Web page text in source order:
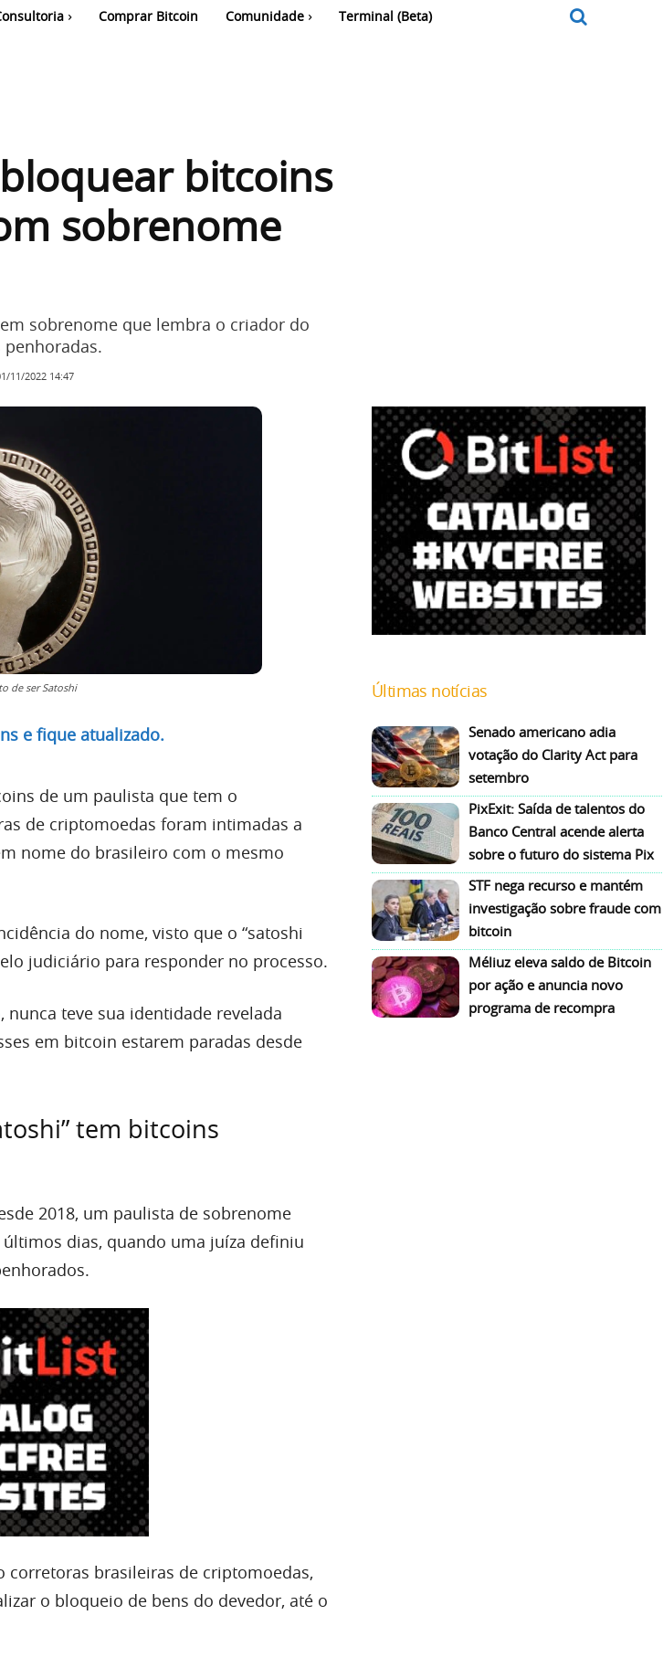
Comprar Bitcoin Comunidade Terminal (Beta)
bitcoins
sobrenome
sobrenome que lembra o criador do
11/2022 14:47
de ser Satoshi
e fique atualizado.
de um paulista que tem o
de criptomoedas foram intimadas a
nome do brasileiro com o mesmo
do nome, visto que o “satoshi
judiciário para responder no processo.
, nunca teve sua identidade revelada
em bitcoin estarem paradas desde
tem bitcoins
2018, um paulista de sobrenome
dias, quando uma juíza definiu
corretoras brasileiras de criptomoedas,
o bloqueio de bens do devedor, até o
Últimas notícias
Senado americano adia
votação do Clarity Act para
setembro
PixExit: Saída de talentos do
Banco Central acende alerta
sobre o futuro do sistema Pix
STF nega recurso e mantém
investigação sobre fraude com
bitcoin
Méliuz eleva saldo de Bitcoin
por ação e anuncia novo
programa de recompra